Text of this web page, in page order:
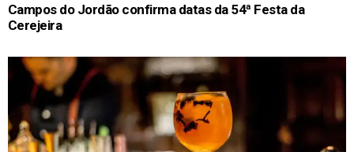
Campos do Jordão confirma datas da 54ª Festa da
Cerejeira